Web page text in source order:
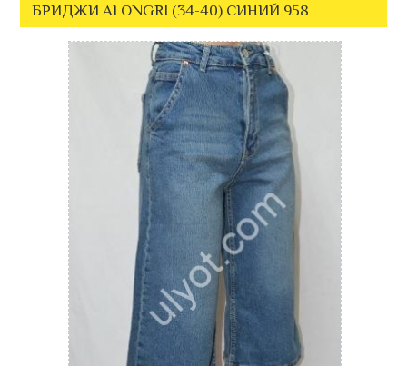
БРИДЖИ ALONGRI (34-40) СИНИЙ 958